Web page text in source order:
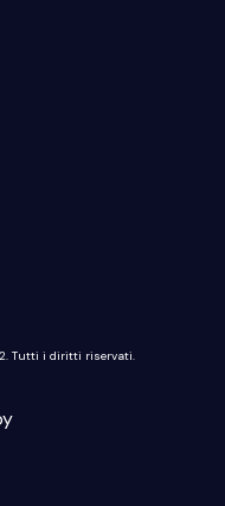
Tutti i diritti riservati.